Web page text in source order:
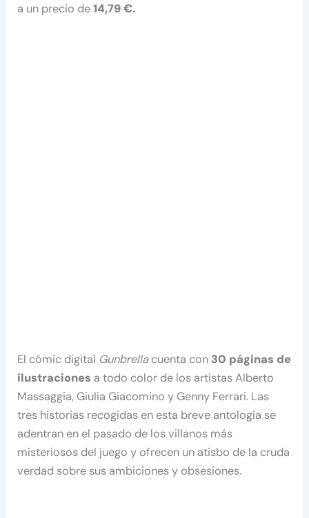
a un precio de14,79 €.
El cómic digital Gunbrellacuenta con 30 páginas de
ilustraciones a todo color de los artistas Alberto
Massaggia, Giulia Giacomino y Genny Ferrari. Las
tres historias recogidas en esta breve antología se
adentran en el pasado de los villanos más
misteriosos del juego y ofrecen un atisbo de la cruda
verdad sobre sus ambiciones y obsesiones.